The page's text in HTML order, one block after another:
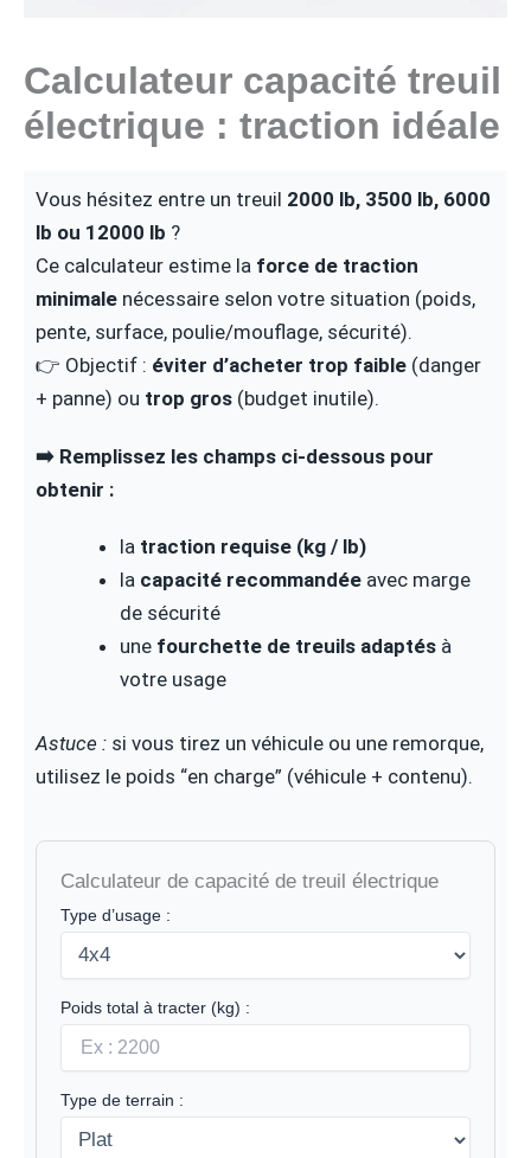
Calculateur capacité treuil
électrique : traction idéale
Vous hésitez entre un treuil 2000 lb, 3500 lb, 6000
lb ou 12000 lb ?
Ce calculateur estime la force de traction
minimale nécessaire selon votre situation (poids,
pente, surface, poulie/mouflage, sécurité).
👉 Objectif : éviter d’acheter trop faible (danger
+ panne) ou trop gros (budget inutile).
➡️ Remplissez les champs ci-dessous pour
obtenir :
la traction requise (kg / lb)
la capacité recommandée avec marge
de sécurité
une fourchette de treuils adaptés à
votre usage
Astuce : si vous tirez un véhicule ou une remorque,
utilisez le poids “en charge” (véhicule + contenu).
Calculateur de capacité de treuil électrique
Type d’usage :
Poids total à tracter (kg) :
Type de terrain :